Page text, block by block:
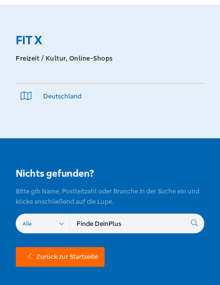
FIT X
Freizeit / Kultur, Online-Shops
Deutschland
Nichts gefunden?
Bitte gib Name, Postleitzahl oder Branche in der Suche ein und
klicke anschließend auf die Lupe.
Zurück zur Startseite